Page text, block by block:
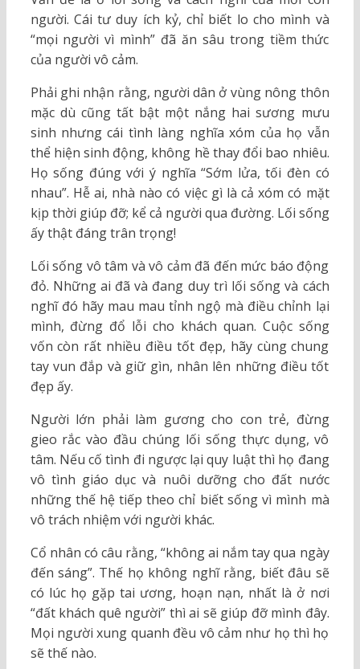
người. Cái tư duy ích kỷ, chỉ biết lo cho mình và
“mọi người vì mình” đã ăn sâu trong tiềm thức
của người vô cảm.
Phải ghi nhận rằng, người dân ở vùng nông thôn
mặc dù cũng tất bật một nắng hai sương mưu
sinh nhưng cái tình làng nghĩa xóm của họ vẫn
thể hiện sinh động, không hề thay đổi bao nhiêu.
Họ sống đúng với ý nghĩa “Sớm lửa, tối đèn có
nhau”. Hễ ai, nhà nào có việc gì là cả xóm có mặt
kịp thời giúp đỡ; kể cả người qua đường. Lối sống
ấy thật đáng trân trọng!
Lối sống vô tâm và vô cảm đã đến mức báo động
đỏ. Những ai đã và đang duy trì lối sống và cách
nghĩ đó hãy mau mau tỉnh ngộ mà điều chỉnh lại
mình, đừng đổ lỗi cho khách quan. Cuộc sống
vốn còn rất nhiều điều tốt đẹp, hãy cùng chung
tay vun đắp và giữ gìn, nhân lên những điều tốt
đẹp ấy.
Người lớn phải làm gương cho con trẻ, đừng
gieo rắc vào đầu chúng lối sống thực dụng, vô
tâm. Nếu cố tình đi ngược lại quy luật thì họ đang
vô tình giáo dục và nuôi dưỡng cho đất nước
những thế hệ tiếp theo chỉ biết sống vì mình mà
vô trách nhiệm với người khác.
Cổ nhân có câu rằng, “không ai nắm tay qua ngày
đến sáng”. Thế họ không nghĩ rằng, biết đâu sẽ
có lúc họ gặp tai ương, hoạn nạn, nhất là ở nơi
“đất khách quê người” thì ai sẽ giúp đỡ mình đây.
Mọi người xung quanh đều vô cảm như họ thì họ
sẽ thế nào.